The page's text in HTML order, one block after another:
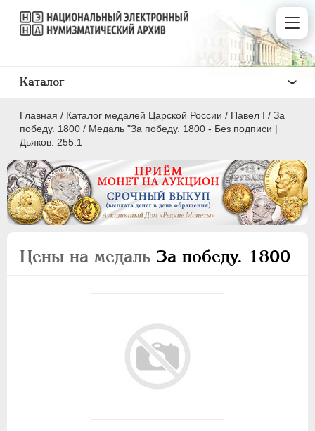
Главная / Каталог медалей Царской России / Павел I / За
победу. 1800 / Медаль "За победу. 1800 - Без подписи |
Дьяков: 255.1
Цены на медаль За победу. 1800
Каталог
ВСЕ
ПEТР I 1699-1725
ПЕТР II 1727-1729
1741-1762
1762-1796